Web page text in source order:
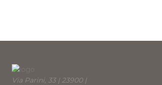
Via Parini, 33 | 23900 |